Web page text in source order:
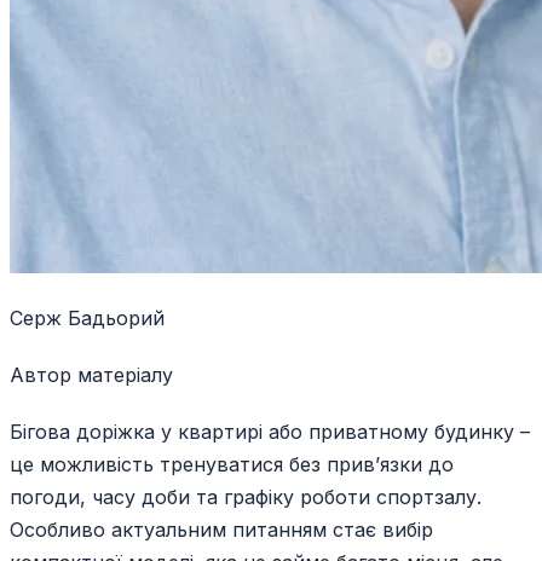
Серж Бадьорий
Автор матеріалу
Бігова доріжка у квартирі або приватному будинку –
це можливість тренуватися без прив’язки до
погоди, часу доби та графіку роботи спортзалу.
Особливо актуальним питанням стає вибір